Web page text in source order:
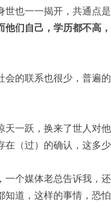
世也一一揭开，共通点是
他们自己，学历都不高
会的联系也很少，普遍
天一跃，换来了世人对
在（过） 的确认，这多
一个媒体老总告诉我，
知道，这样的事情，恐